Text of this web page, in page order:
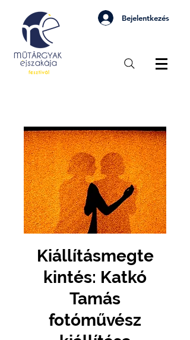
Bejelentkezés
Kiállításmegte
kintés: Katkó
Tamás
fotóművész